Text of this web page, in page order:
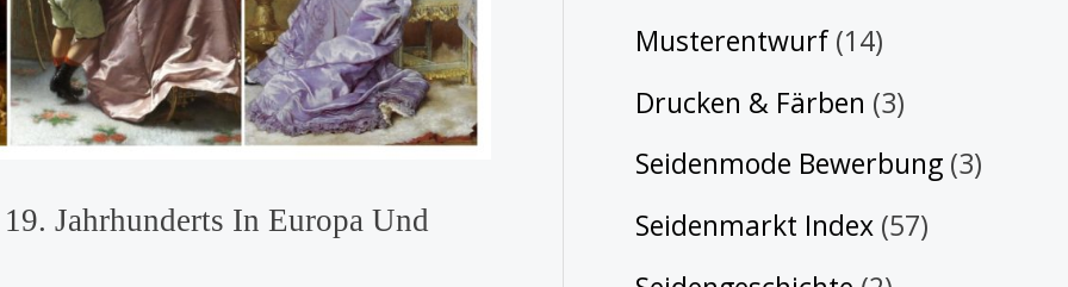
Jahrhunderts In Europa Und
Musterentwurf(14)
Drucken & Färben (3)
Seidenmode Bewerbung (3)
Seidenmarkt Index (57)